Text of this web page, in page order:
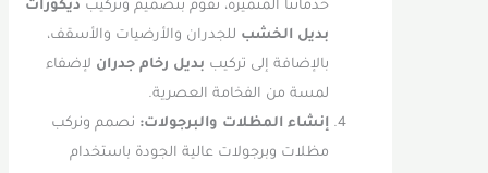
خدماتنا المتميزة، نقوم بتصميم وتركيبديكورات
بديل الخشبللجدران والأرضيات والأسقف،
بالإضافة إلى تركيببديل رخام جدرانلإضفاء
لمسة من الفخامة العصرية.
إنشاء المظلات والبرجولات:نصمم ونركب
مظلات وبرجولات عالية الجودة باستخدام